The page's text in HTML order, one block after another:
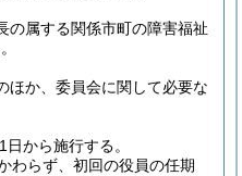
の属する関係市町の障害福祉
ほか、委員会に関して必要な
から施行する。
わらず、初回の役員の任期